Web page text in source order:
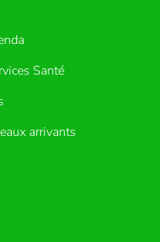
Santé
arrivants